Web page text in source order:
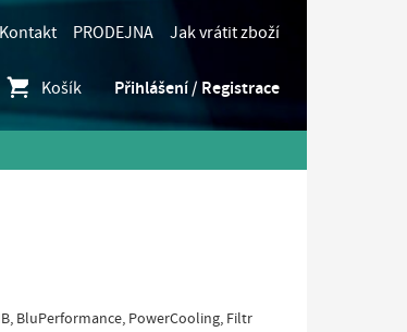
Kontakt PRODEJNA Jak vrátit zboží
Košík Přihlášení / Registrace
BluPerformance, PowerCooling, Filtr